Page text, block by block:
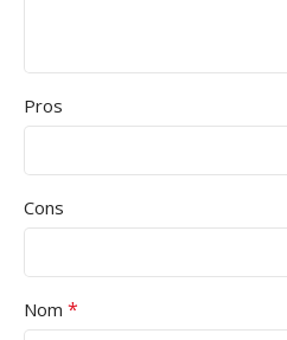
Pros
Cons
Nom *